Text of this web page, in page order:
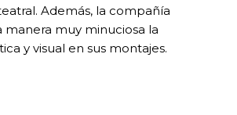
Además, la compañía
manera muy minuciosa la
y visual en sus montajes.